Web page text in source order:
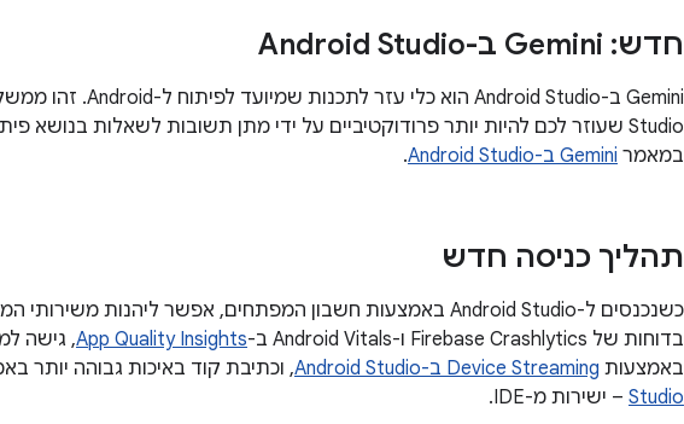
חדש: Gemini ב-Android Studio
במאמר Gemini ב-Android Studio .
תהליך כניסה חדש
בדוחות של Firebase Crashlytics ו-Android Vitals ב-
App Quality Insights, גישה
באמצעות Device Streaming ב-Android Studio , וכתיבת קוד באיכות גבוהה יותר
Studio – ישירות מ-IDE.